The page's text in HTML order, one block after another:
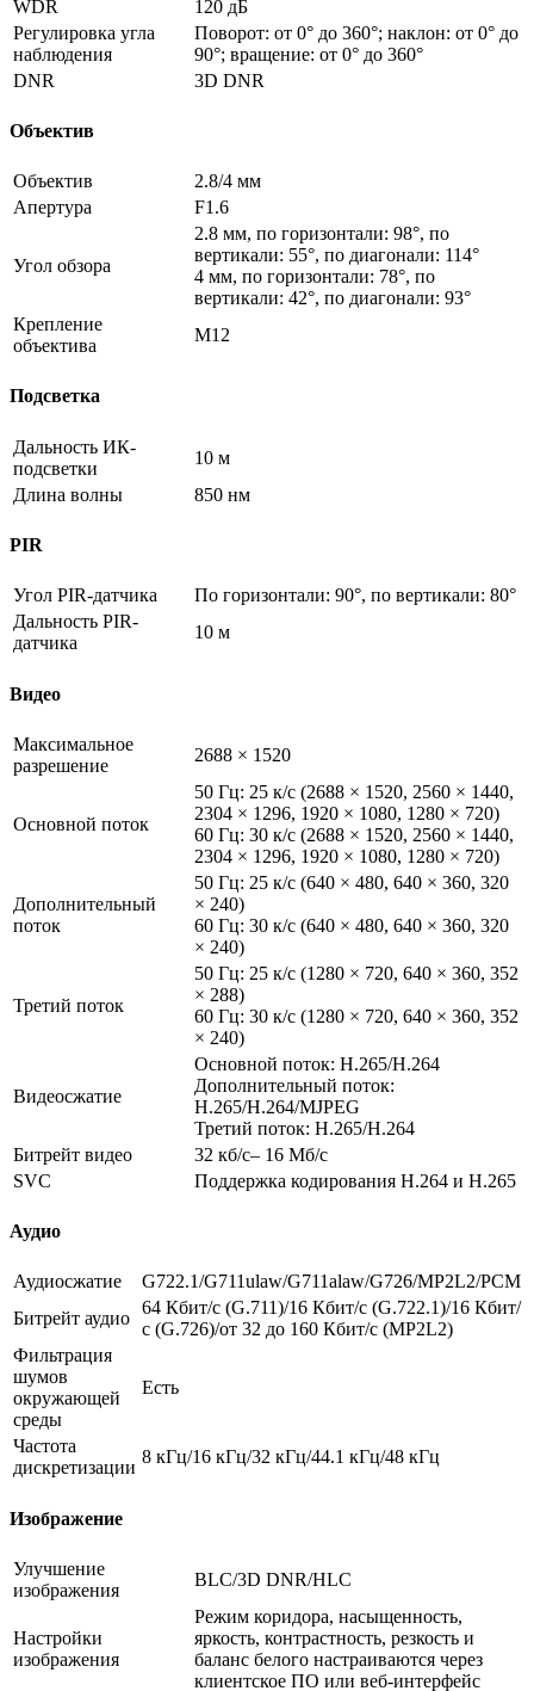
WDR
120 дБ
Регулировка угла
наблюдения
Поворот: от 0° до 360°; наклон: от 0° до
90°; вращение: от 0° до 360°
DNR
3D DNR
Объектив
Объектив
2.8/4 мм
Апертура
F1.6
Угол обзора
2.8 мм, по горизонтали: 98°, по
вертикали: 55°, по диагонали: 114°
4 мм, по горизонтали: 78°, по
вертикали: 42°, по диагонали: 93°
Крепление
объектива
M12
Подсветка
Дальность ИК-
подсветки
10 м
Длина волны
850 нм
PIR
Угол PIR-датчика
По горизонтали: 90°, по вертикали: 80°
Дальность PIR-
датчика
10 м
Видео
Максимальное
разрешение
2688 × 1520
Основной поток
50 Гц: 25 к/с (2688 × 1520, 2560 × 1440,
2304 × 1296, 1920 × 1080, 1280 × 720)
60 Гц: 30 к/с (2688 × 1520, 2560 × 1440,
2304 × 1296, 1920 × 1080, 1280 × 720)
Дополнительный
поток
50 Гц: 25 к/с (640 × 480, 640 × 360, 320
× 240)
60 Гц: 30 к/с (640 × 480, 640 × 360, 320
× 240)
Третий поток
50 Гц: 25 к/с (1280 × 720, 640 × 360, 352
× 288)
60 Гц: 30 к/с (1280 × 720, 640 × 360, 352
× 240)
Видеосжатие
Основной поток: H.265/H.264
Дополнительный поток:
H.265/H.264/MJPEG
Третий поток: H.265/H.264
Битрейт видео
32 кб/с– 16 Мб/с
SVC
Поддержка кодирования H.264 и H.265
Аудио
Аудиосжатие
G722.1/G711ulaw/G711alaw/G726/MP2L2/PCM
Битрейт аудио
64 Кбит/с (G.711)/16 Кбит/с (G.722.1)/16 Кбит/
с (G.726)/от 32 до 160 Кбит/с (MP2L2)
Фильтрация
шумов
окружающей
среды
Есть
Частота
дискретизации
8 кГц/16 кГц/32 кГц/44.1 кГц/48 кГц
Изображение
Улучшение
изображения
BLC/3D DNR/HLC
Настройки
изображения
Режим коридора, насыщенность,
яркость, контрастность, резкость и
баланс белого настраиваются через
клиентское ПО или веб-интерфейс